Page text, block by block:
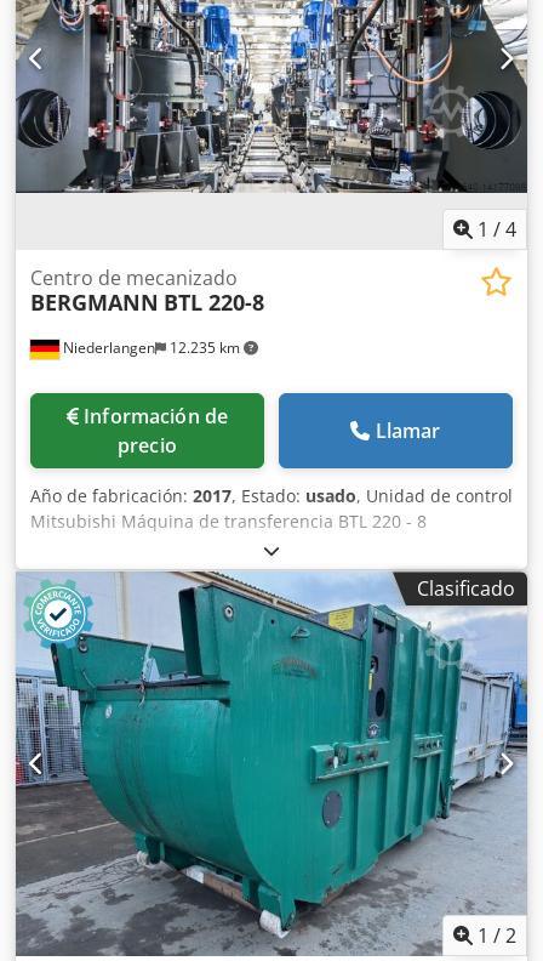
2.373 mm Velocidad: 0-28 km/h Peso total por carretera:
7.490 kg, Carga útil por carretera: 3.190 kg La oferta está
dirigida exclusivamente a comerciantes en el sentido del
§14 BGB.
1 /4
Niederlangen 12.235 km
Centro de mecanizado
BERGMANN BTL 220-8
Información de
precio
Llamar
Año de fabricación: 2017, Estado: usado, Unidad de control
Mitsubishi Máquina de transferencia BTL 220 - 8
Dedpsquy Duefx Am Sowa Ámbito de aplicación:
fabricación de componentes de chasis de fundición con
grafito nodular en una posición de sujeción, producción de
grandes series o mayores cantidades cantidades, tiempo
de ciclo actual
Clasificado
1 /2